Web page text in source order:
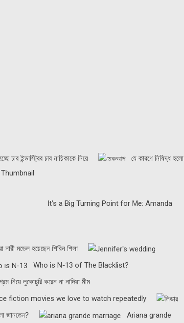
চার ইন্ডাস্ট্রির চার নায়িকাকে নিয়ে যে কারণে নিষিদ্ধ হলো
It’s a Big Turning Point for Me: Amanda
নারী মডেল হয়েছেন শিরিন শিলা
Who is N-13 of The Blacklist?
নিয়ে লুকোচুরি করেন না নাদিয়া মীম
fiction movies we love to watch repeatedly
জানতেন?
Ariana grande